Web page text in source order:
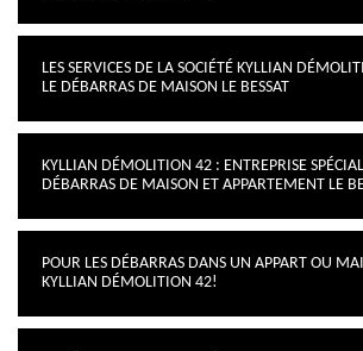
LES SERVICES DE LA SOCIÉTÉ KYLLIAN
LE DÉBARRAS DE MAISON LE BESSAT
KYLLIAN DÉMOLITION 42 : ENTREPRISE
DÉBARRAS DE MAISON ET APPARTEMENT LE
POUR LES DÉBARRAS DANS UN APPART OU
KYLLIAN DÉMOLITION 42!